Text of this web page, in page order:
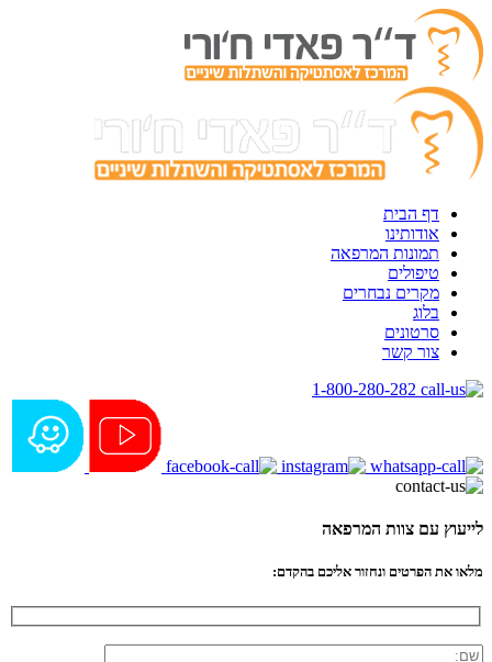
דף הבית
אודותינו
תמונות המרפאה
טיפולים
מקרים נבחרים
בלוג
סרטונים
צור קשר
1-800-280-282
לייעוץ עם צוות המרפאה
מלאו את הפרטים ונחזור אליכם בהקדם: